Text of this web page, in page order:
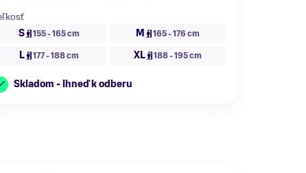
S
155 - 165 cm M 165 - 176 cm
L 177 - 188 cm XL 188 - 195 cm
Skladom - Ihneď k odberu